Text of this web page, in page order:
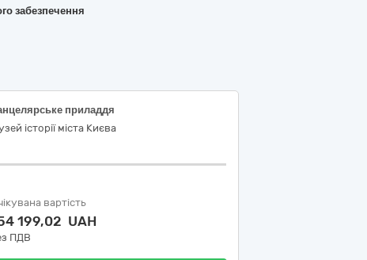
забезпечення
приладдя
історії міста Києва
вартість
199,02 UAH
ПДВ